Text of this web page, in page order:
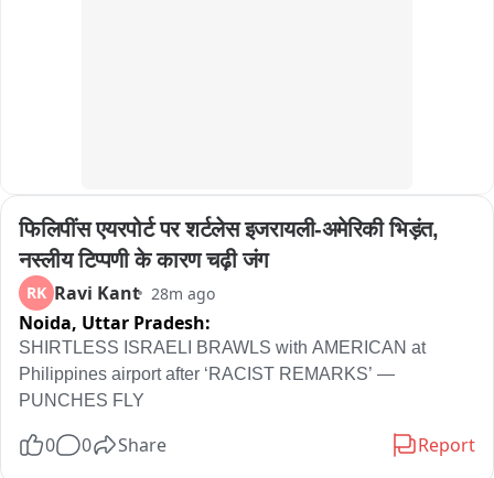
फिलिपींस एयरपोर्ट पर शर्टलेस इजरायली-अमेरिकी भिड़ंत,
नस्लीय टिप्पणी के कारण चढ़ी जंग
RK Ravi Kant 28m ago
Noida, Uttar Pradesh:
SHIRTLESS ISRAELI BRAWLS with AMERICAN at
Philippines airport after ‘RACIST REMARKS’ —
PUNCHES FLY
0 0 Share Report